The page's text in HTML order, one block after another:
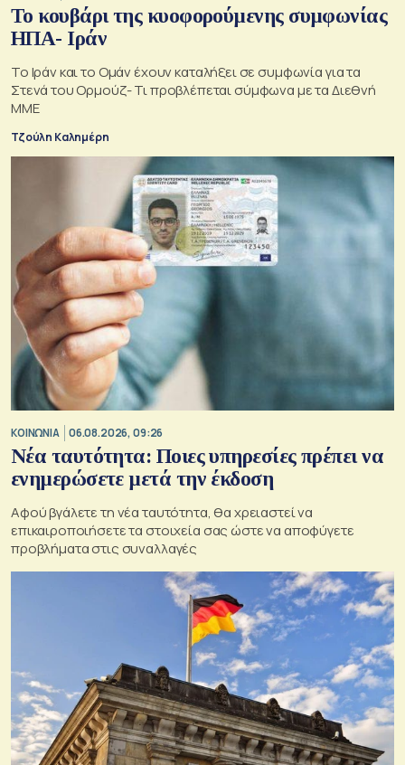
Το κουβάρι της κυοφορούμενης συμφωνίας
ΗΠΑ- Ιράν
Το Ιράν και το Ομάν έχουν καταλήξει σε συμφωνία για τα
Στενά του Ορμούζ- Τι προβλέπεται σύμφωνα με τα Διεθνή
ΜΜΕ
Τζούλη Καλημέρη
ΚΟΙΝΩΝΙΑ 06.08.2026, 09:26
Νέα ταυτότητα: Ποιες υπηρεσίες πρέπει να
ενημερώσετε μετά την έκδοση
Αφού βγάλετε τη νέα ταυτότητα, θα χρειαστεί να
επικαιροποιήσετε τα στοιχεία σας ώστε να αποφύγετε
προβλήματα στις συναλλαγές